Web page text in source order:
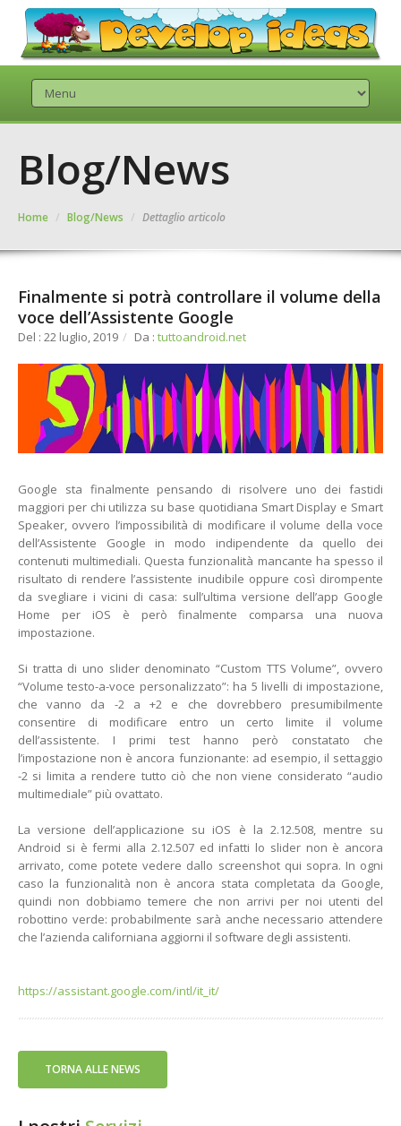
Blog/News
Home / Blog/News / Dettaglio articolo
Finalmente si potrà controllare il volume della
voce dell’Assistente Google
Del : 22 luglio, 2019 / Da : tuttoandroid.net
Google sta finalmente pensando di risolvere uno dei fastidi
maggiori per chi utilizza su base quotidiana Smart Display e Smart
Speaker, ovvero l’impossibilità di modificare il volume della voce
dell’Assistente Google in modo indipendente da quello dei
contenuti multimediali. Questa funzionalità mancante ha spesso il
risultato di rendere l’assistente inudibile oppure così dirompente
da svegliare i vicini di casa: sull’ultima versione dell’app Google
Home per iOS è però finalmente comparsa una nuova
impostazione.
Si tratta di uno slider denominato “Custom TTS Volume”, ovvero
“Volume testo-a-voce personalizzato”: ha 5 livelli di impostazione,
che vanno da -2 a +2 e che dovrebbero presumibilmente
consentire di modificare entro un certo limite il volume
dell’assistente. I primi test hanno però constatato che
l’impostazione non è ancora funzionante: ad esempio, il settaggio
-2 si limita a rendere tutto ciò che non viene considerato “audio
multimediale” più ovattato.
La versione dell’applicazione su iOS è la 2.12.508, mentre su
Android si è fermi alla 2.12.507 ed infatti lo slider non è ancora
arrivato, come potete vedere dallo screenshot qui sopra. In ogni
caso la funzionalità non è ancora stata completata da Google,
quindi non dobbiamo temere che non arrivi per noi utenti del
robottino verde: probabilmente sarà anche necessario attendere
che l’azienda californiana aggiorni il software degli assistenti.
https://assistant.google.com/intl/it_it/
TORNA ALLE NEWS